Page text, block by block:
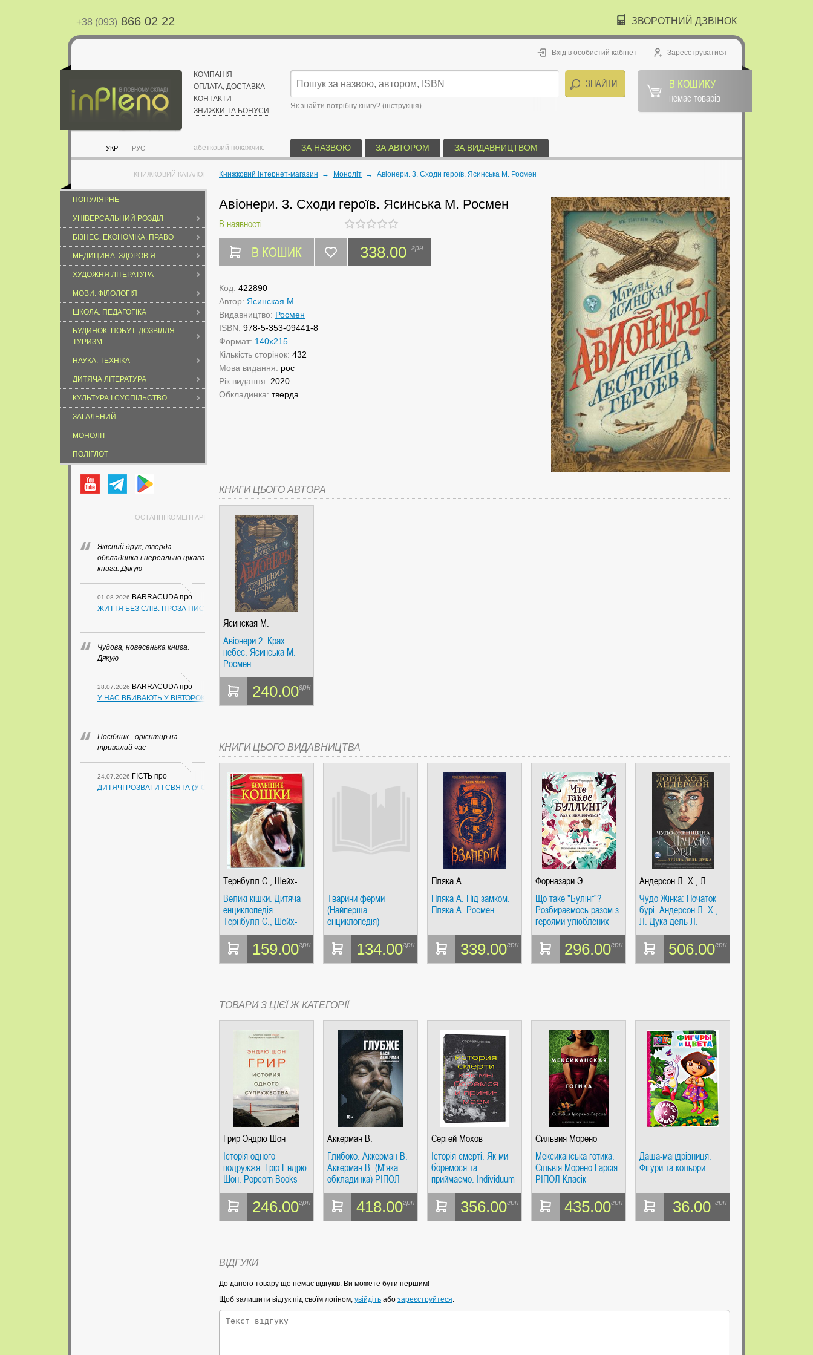
+38 (093) 866 02 22 ЗВОРОТНИЙ ДЗВІНОК
УКР РУС
КОМПАНІЯ
ОПЛАТА, ДОСТАВКА
КОНТАКТИ
ЗНИЖКИ ТА БОНУСИ
Вхід в особистий кабінет Зареєструватися
Як знайти потрібну книгу? (інструкція)
В КОШИКУ
немає товарів
абетковий покажчик: ЗА НАЗВОЮ ЗА АВТОРОМ ЗА ВИДАВНИЦТВОМ
КНИЖКОВИЙ КАТАЛОГ
ПОПУЛЯРНЕ
УНІВЕРСАЛЬНИЙ РОЗДІЛ
БІЗНЕС. ЕКОНОМІКА. ПРАВО
МЕДИЦИНА. ЗДОРОВ’Я
ХУДОЖНЯ ЛІТЕРАТУРА
МОВИ. ФІЛОЛОГІЯ
ШКОЛА. ПЕДАГОГІКА
БУДИНОК. ПОБУТ. ДОЗВІЛЛЯ.
ТУРИЗМ
НАУКА. ТЕХНІКА
ДИТЯЧА ЛІТЕРАТУРА
КУЛЬТУРА І СУСПІЛЬСТВО
ЗАГАЛЬНИЙ
МОНОЛІТ
ПОЛІГЛОТ
ОСТАННІ КОМЕНТАРІ
Якісний друк, тверда
обкладинка і нереально цікава
книга. Дякую
01.08.2026 BARRACUDAпро
ЖИТТЯ БЕЗ СЛІВ. ПРОЗА ПИСЬМЕННИКІВ ІЗ ГУАНСІ. ГІПЕРІОН
Чудова, новесенька книга.
Дякую
28.07.2026 BARRACUDAпро
У НАС ВБИВАЮТЬ У ВІВТОРОК. СЛАПОВСЬКИЙ О.І. ЧАС
Посібник - орієнтир на
тривалий час
24.07.2026 ГІСТЬ про
ДИТЯЧІ РОЗВАГИ І СВЯТА (У СХЕМАХ, ТАБЛИЦЯХ, ВИЗНАЧЕННЯХ, СЦЕНАРІЯХ). АНТОНІНА ШЕВЧУК. МАНДРІВЕЦЬ
Книжковий інтернет-магазин → Моноліт → Авіонери. 3. Сходи героїв. Ясинська М. Росмен
Авіонери. 3. Сходи героїв. Ясинська М. Росмен
В наявності
В КОШИК 338.00 грн
Код: 422890
Автор: Ясинская М.
Видавництво: Росмен
ISBN: 978-5-353-09441-8
Формат: 140x215
Кількість сторінок: 432
Мова видання: рос
Рік видання: 2020
Обкладинка: тверда
КНИГИ ЦЬОГО АВТОРА
Ясинская М.
Авіонери-2. Крах
небес. Ясинська М.
Росмен
240.00грн
КНИГИ ЦЬОГО ВИДАВНИЦТВА
Тернбулл С., Шейх-
Миллер Дж.
Великі кішки. Дитяча
енциклопедія
Тернбулл С., Шейх-
Міллер Дж. Росмен
159.00грн
Тварини ферми
(Найперша
енциклопедія)
134.00грн
Пляка А.
Пляка А. Під замком.
Пляка А. Росмен
339.00грн
Форназари Э.
Що таке "Булінг"?
Розбираємось разом з
героями улюблених
книжок! Форназарі Е.
Росмен
296.00грн
Андерсон Л. Х., Л.
Дука дель Л
Чудо-Жінка: Початок
бурі. Андерсон Л. Х.,
Л. Дука дель Л.
Росмен
506.00грн
ТОВАРИ З ЦІЄЇ Ж КАТЕГОРІЇ
Грир Эндрю Шон
Історія одного
подружжя. Грір Ендрю
Шон. Popcorn Books
246.00грн
Аккерман В.
Глибоко. Аккерман В.
Аккерман В. (М'яка
обкладинка) РІПОЛ
Класік
418.00грн
Сергей Мохов
Історія смерті. Як ми
боремося та
приймаємо. Individuum
356.00грн
Сильвия Морено-
Гарсия
Мексиканська готика.
Сільвія Морено-Гарсія.
РІПОЛ Класік
435.00грн
Даша-мандрівниця.
Фігури та кольори
36.00 грн
ВІДГУКИ
До даного товару ще немає відгуків. Ви можете бути першим!
Щоб залишити відгук під своїм логіном, увійдіть або зареєструйтеся.